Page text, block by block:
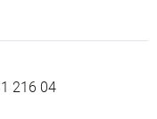
216 04